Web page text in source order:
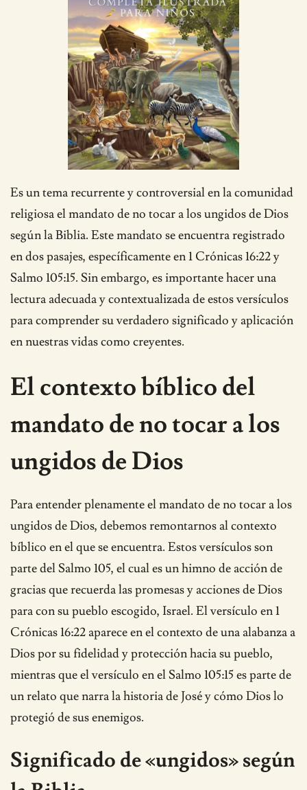
Es un tema recurrente y controversial en la comunidad
religiosa el mandato de no tocar a los ungidos de Dios
según la Biblia. Este mandato se encuentra registrado
en dos pasajes, específicamente en 1 Crónicas 16:22 y
Salmo 105:15. Sin embargo, es importante hacer una
lectura adecuada y contextualizada de estos versículos
para comprender su verdadero significado y aplicación
en nuestras vidas como creyentes.
El contexto bíblico del
mandato de no tocar a los
ungidos de Dios
Para entender plenamente el mandato de no tocar a los
ungidos de Dios, debemos remontarnos al contexto
bíblico en el que se encuentra. Estos versículos son
parte del Salmo 105, el cual es un himno de acción de
gracias que recuerda las promesas y acciones de Dios
para con su pueblo escogido, Israel. El versículo en 1
Crónicas 16:22 aparece en el contexto de una alabanza a
Dios por su fidelidad y protección hacia su pueblo,
mientras que el versículo en el Salmo 105:15 es parte de
un relato que narra la historia de José y cómo Dios lo
protegió de sus enemigos.
Significado de «ungidos» según